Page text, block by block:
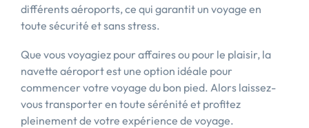
différents aéroports, ce qui garantit un voyage en
toute sécurité et sans stress.
Que vous voyagiez pour affaires ou pour le plaisir, la
navette aéroport est une option idéale pour
commencer votre voyage du bon pied. Alors laissez-
vous transporter en toute sérénité et profitez
pleinement de votre expérience de voyage.